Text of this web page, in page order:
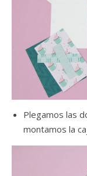
Plegamos las
montamos la